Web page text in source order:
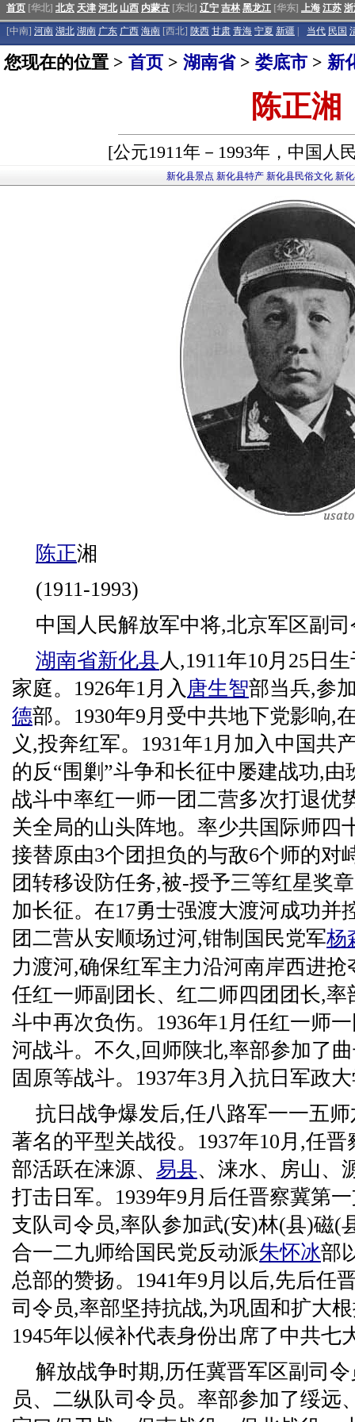
首页 [华北] 北京 天津 河北 山西 内蒙古 [东北] 辽宁 吉林 黑龙江 [华东] 上海 江苏
[中南] 河南 湖北 湖南 广东 广西 海南 [西北] 陕西 甘肃 青海 宁夏 新疆 当代 民国
您现在的位置 > 首页 > 湖南省> 娄底市 > 新
陈正湘
[公元1911年－1993年，中国人
新化县景点 新化县特产 新化县民俗文化 新
陈正湘
(1911-1993)
中国人民解放军中将,北京军区副
湖南省新化县人,1911年10月25日
家庭。1926年1月入 唐生智部当兵,参
德部。1930年9月受中共地下党影响,
义,投奔红军。1931年1月加入中国共
的反“围剿”斗争和长征中屡建战功,
战斗中率红一师一团二营多次打退优
关全局的山头阵地。率少共国际师四
接替原由3个团担负的与敌6个师的对
团转移设防任务,被-授予三等红星奖
加长征。在17勇士强渡大渡河成功并
团二营从安顺场过河,钳制国民党军杨
力渡河,确保红军主力沿河南岸西进抢
任红一师副团长、红二师四团团长,
斗中再次负伤。1936年1月任红一师
河战斗。不久,回师陕北,率部参加了
固原等战斗。1937年3月入抗日军政
抗日战争爆发后,任八路军一一五
著名的平型关战役。1937年10月,任
部活跃在涞源、 易县、涞水、房山、
打击日军。1939年9月后任晋察冀第
支队司令员,率队参加武(安)林(县)磁(
合一二九师给国民党反动派朱怀冰部
总部的赞扬。1941年9月以后,先后任
司令员,率部坚持抗战,为巩固和扩大
1945年以候补代表身份出席了中共七
解放战争时期,历任冀晋军区副司
员、二纵队司令员。率部参加了绥远